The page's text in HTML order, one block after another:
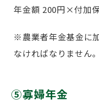
年金額 200円×付加
※農業者年金基金に
なければなりません。
⑤寡婦年金